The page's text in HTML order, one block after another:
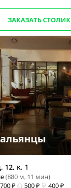
ЗАКАЗАТЬ СТОЛИК
12, к. 1
(880 м, 11 мин)
700 ₽ 500 ₽ 400 ₽